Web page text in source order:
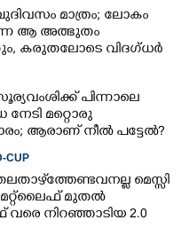
മാത്രം; ലോകം
ആ അത്ഭുതം
കരുതലോടെ വിദഗ്ധർ
പിന്നാലെ
നേടി മറ്റൊരു
ആരാണ് നീൽ പട്ടേൽ?
CUP
മെസ്സി
മുതല്‍
വരെ നിറഞ്ഞാടിയ 2.0